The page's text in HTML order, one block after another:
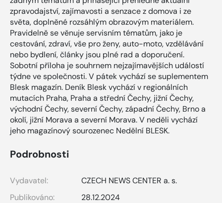
zpravodajství, zajímavosti a senzace z domova i ze
světa, doplněné rozsáhlým obrazovým materiálem.
Pravidelně se věnuje servisním tématům, jako je
cestování, zdraví, vše pro ženy, auto-moto, vzdělávání
nebo bydlení, články jsou plné rad a doporučení.
Sobotní příloha je souhrnem nejzajímavějších událostí
týdne ve společnosti. V pátek vychází se suplementem
Blesk magazín. Deník Blesk vychází v regionálních
mutacích Praha, Praha a střední Čechy, jižní Čechy,
východní Čechy, severní Čechy, západní Čechy, Brno a
okolí, jižní Morava a severní Morava. V neděli vychází
jeho magazínový sourozenec Nedělní BLESK.
Podrobnosti
Vydavatel:
CZECH NEWS CENTER a. s.
Publikováno:
28.12.2024